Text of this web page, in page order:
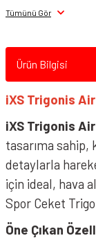
Tümünü Gör
Ürün Bilgisi
iXS Trigonis Air
iXS Trigonis Air
tasarıma sahip,
detaylarla
için ideal, hava
Spor Ceket
Öne Çıkan